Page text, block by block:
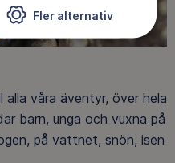
alla våra äventyr, över hela
barn, unga och vuxna på
på vattnet, snön, isen
Fler alternativ